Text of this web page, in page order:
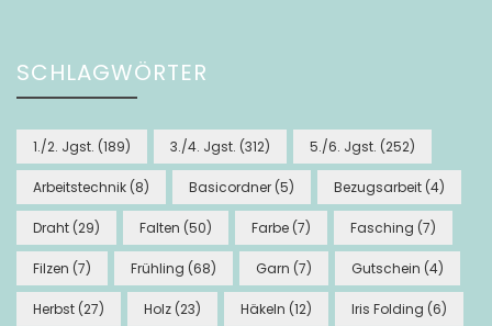
SCHLAGWÖRTER
1./2. Jgst. (189) 3./4. Jgst. (312) 5./6. Jgst. (252)
Arbeitstechnik (8) Basicordner (5) Bezugsarbeit (4)
Draht (29) Falten (50) Farbe (7) Fasching (7)
Filzen (7) Frühling (68) Garn (7) Gutschein (4)
Herbst (27) Holz (23) Häkeln (12) Iris Folding (6)